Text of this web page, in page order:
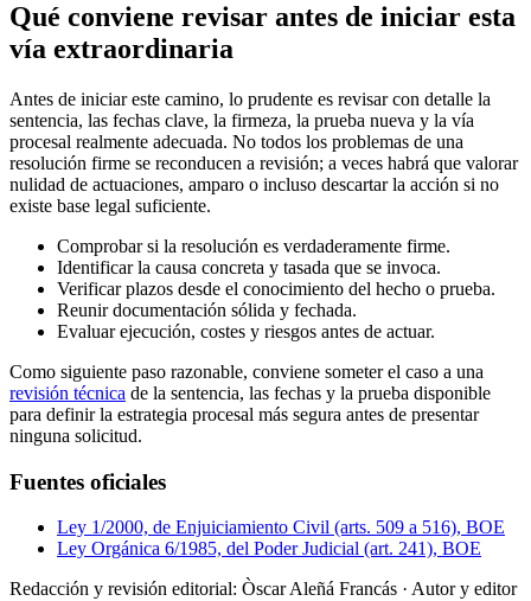
Qué conviene revisar antes de iniciar esta
vía extraordinaria
Antes de iniciar este camino, lo prudente es revisar con detalle la
sentencia, las fechas clave, la firmeza, la prueba nueva y la vía
procesal realmente adecuada. No todos los problemas de una
resolución firme se reconducen a revisión; a veces habrá que valorar
nulidad de actuaciones, amparo o incluso descartar la acción si no
existe base legal suficiente.
Comprobar si la resolución es verdaderamente firme.
Identificar la causa concreta y tasada que se invoca.
Verificar plazos desde el conocimiento del hecho o prueba.
Reunir documentación sólida y fechada.
Evaluar ejecución, costes y riesgos antes de actuar.
Como siguiente paso razonable, conviene someter el caso a una
revisión técnica de la sentencia, las fechas y la prueba disponible
para definir la estrategia procesal más segura antes de presentar
ninguna solicitud.
Fuentes oficiales
Ley 1/2000, de Enjuiciamiento Civil (arts. 509 a 516), BOE
Ley Orgánica 6/1985, del Poder Judicial (art. 241), BOE
Redacción y revisión editorial: Òscar Aleñá Francás · Autor y editor